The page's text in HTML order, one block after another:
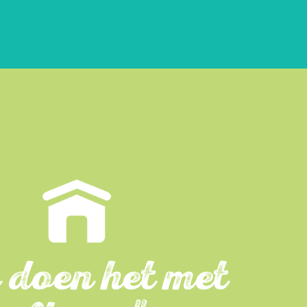
het met